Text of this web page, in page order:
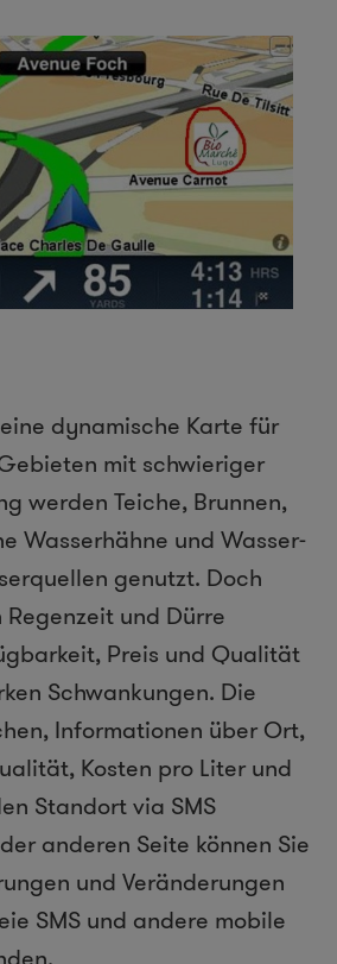
dynamische Karte für
mit schwieriger
werden Teiche, Brunnen,
Wasserhähne und Wasser-
genutzt. Doch
und Dürre
Preis und Qualität
Schwankungen. Die
Informationen über Ort,
Kosten pro Liter und
Standort via SMS
anderen Seite können Sie
und Veränderungen
SMS und andere mobile